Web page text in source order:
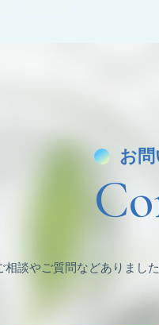
お
相談やご質問などありまし